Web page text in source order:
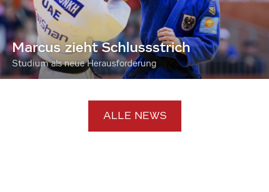
Marcus zieht Schlussstrich
Studium als neue Herausforderung
ALLE NEWS